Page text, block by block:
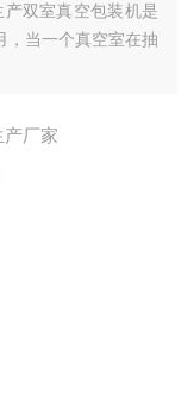
双室真空包装机是
，当一个真空室在抽
产厂家